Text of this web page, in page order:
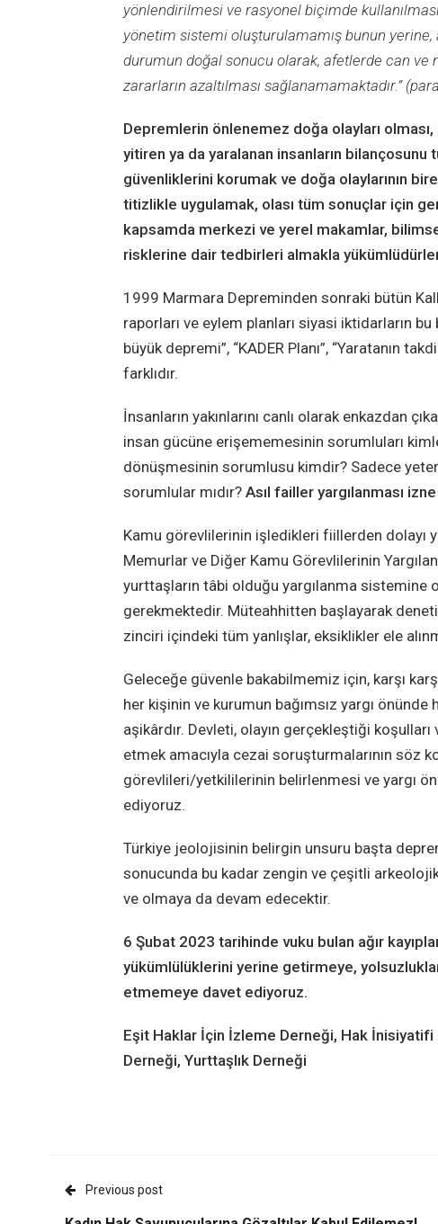
yönlendirilmesi ve rasyonel biçimde
yönetim sistemi oluşturulamamış bunun
durumun doğal sonucu olarak, afetlerde can ve
zararların azaltılması sağlanamamaktadır.”
Depremlerin önlenemez doğa olayları olması,
yitiren ya da yaralanan insanların
güvenliklerini korumak ve doğa olaylarının
titizlikle uygulamak, olası tüm sonuçlar için
kapsamda merkezi ve yerel makamlar,
risklerine dair tedbirleri almakla
1999 Marmara Depreminden sonraki bütün
raporları ve eylem planları siyasi iktidarların bu
büyük depremi”, “KADER Planı”, “Yaratanın
farklıdır.
İnsanların yakınlarını canlı olarak enkazdan
insan gücüne erişememesinin sorumluları
dönüşmesinin sorumlusu kimdir? Sadece
sorumlular mıdır? Asıl failler yargılanması
Kamu görevlilerinin işledikleri fiillerden dolayı
Memurlar ve Diğer Kamu Görevlilerinin
yurttaşların tâbi olduğu yargılanma
gerekmektedir. Müteahhitten başlayarak
zinciri içindeki tüm yanlışlar, eksiklikler ele
Geleceğe güvenle bakabilmemiz için, karşı
her kişinin ve kurumun bağımsız yargı
aşikârdır. Devleti, olayın gerçekleştiği
etmek amacıyla cezai soruşturmalarının söz
görevlileri/yetkililerinin belirlenmesi ve yargı
ediyoruz.
Türkiye jeolojisinin belirgin unsuru başta
sonucunda bu kadar zengin ve çeşitli
ve olmaya da devam edecektir.
6 Şubat 2023 tarihinde vuku bulan ağır
yükümlülüklerini yerine getirmeye,
etmemeye davet ediyoruz.
Eşit Haklar İçin İzleme Derneği, Hak İnisiyatifi
Derneği, Yurttaşlık Derneği
Previous post